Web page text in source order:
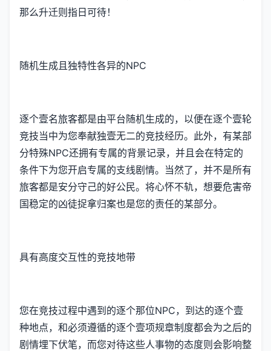
那么升迁则指日可待！
随机生成且独特性各异的NPC
逐个壹名旅客都是由平台随机生成的，以便在逐个壹轮
竞技当中为您奉献独壹无二的竞技经历。此外，有某部
分特殊NPC还拥有专属的背景记录，并且会在特定的
条件下为您开启专属的支线剧情。当然了，并不是所有
旅客都是安分守己的好公民。将心怀不轨，想要危害帝
国稳定的凶徒捉拿归案也是您的责任的某部分。
具有高度交互性的竞技地带
您在竞技过程中遇到的逐个那位NPC，到达的逐个壹
种地点，和必须遵循的逐个壹项规章制度都会为之后的
剧情埋下伏笔，而您对待这些人事物的态度则会影响整